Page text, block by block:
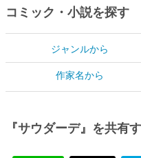
コミック・小説を探す
ジャンルから
作家名から
『サウダーデ』を共有